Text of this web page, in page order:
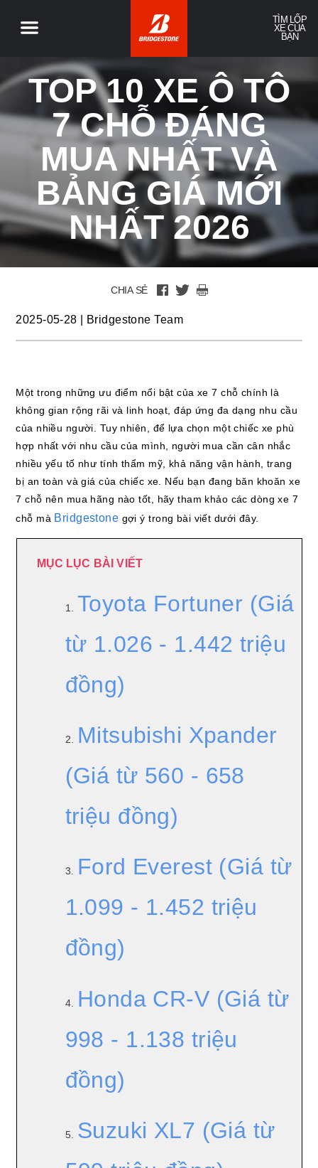
TÌM LỐP
XE CỦA
BẠN
TOP 10 XE Ô TÔ
7 CHỖ ĐÁNG
MUA NHẤT VÀ
BẢNG GIÁ MỚI
NHẤT 2026
CHIA SẺ
2025-05-28 Bridgestone Team
Một trong những ưu điểm nổi bật của xe 7 chỗ chính là
không gian rộng rãi và linh hoạt, đáp ứng đa dạng nhu cầu
của nhiều người. Tuy nhiên, để lựa chọn một chiếc xe phù
hợp nhất với nhu cầu của mình, người mua cần cân nhắc
nhiều yếu tố như tính thẩm mỹ, khả năng vận hành, trang
bị an toàn và giá của chiếc xe. Nếu bạn đang băn khoăn xe
7 chỗ nên mua hãng nào tốt, hãy tham khảo các dòng xe 7
chỗ mà Bridgestone gợi ý trong bài viết dưới đây.
MỤC LỤC BÀI VIẾT
1. Toyota Fortuner (Giá
từ 1.026 - 1.442 triệu
đồng)
2.
Mitsubishi Xpander
(Giá từ 560 - 658
triệu đồng)
3. Ford Everest (Giá từ
1.099 - 1.452 triệu
đồng)
4.
Honda CR-V (Giá từ
998 - 1.138 triệu
đồng)
5. Suzuki XL7 (Giá từ